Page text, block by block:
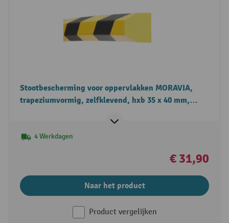
Stootbescherming voor oppervlakken MORAVIA,
trapeziumvormig, zelfklevend, hxb 35 x 40 mm,
4 Werkdagen
€ 31,90
Naar het product
Product vergelijken